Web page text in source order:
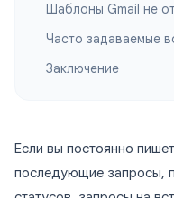
Часто задаваемые
Заключение
Если вы постоянно
последующие запросы,